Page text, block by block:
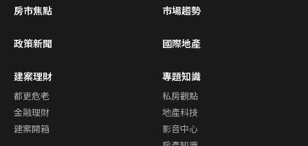
房市焦點 市場趨勢
政策新聞 國際地產
建案理財
都更危老
金融理財
建案開箱
專題知識
私房觀點
地產科技
影音中心